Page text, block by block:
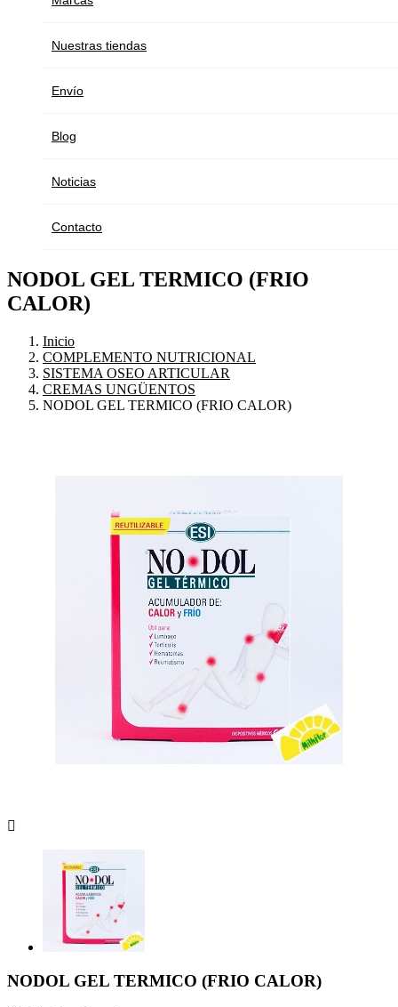
Nuestras tiendas
Envío
Blog
Noticias
Contacto
NODOL GEL TERMICO (FRIO
CALOR)
Inicio
COMPLEMENTO NUTRICIONAL
SISTEMA OSEO ARTICULAR
CREMAS UNGÜENTOS
NODOL GEL TERMICO (FRIO CALOR)

NODOL GEL TERMICO (FRIO CALOR)